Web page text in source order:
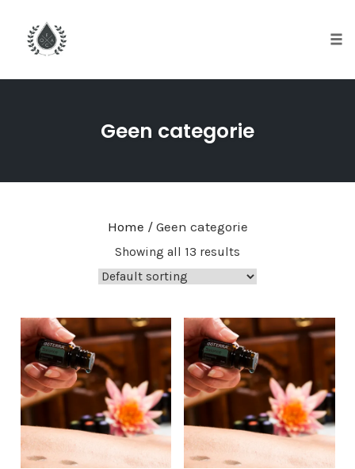
Geen categorie
Home / Geen categorie
Showing all 13 results